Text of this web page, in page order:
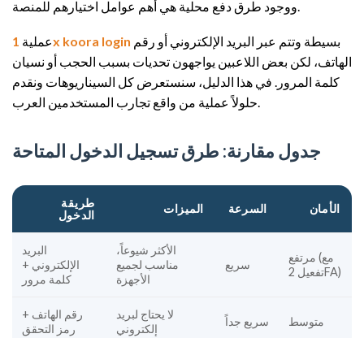
عملية1x koora login
الهاتف، لكن بعض اللاعبين يواجهون تحديات بسبب الحجب أو نسيان
كلمة المرور. في هذا الدليل، سنستعرض كل السيناريوهات ونقدم
جدول مقارنة: طرق تسجيل الدخول المتاحة
طريقة
الدخول
الميزات السرعة الأمان
البريد
الإلكتروني +
كلمة مرور
الأكثر شيوعاً،
مناسب لجميع
الأجهزة
سريع
مرتفع (مع
تفعيل 2FA)
رقم الهاتف +
رمز التحقق
لا يحتاج لبريد
إلكتروني
سريع جداً متوسط